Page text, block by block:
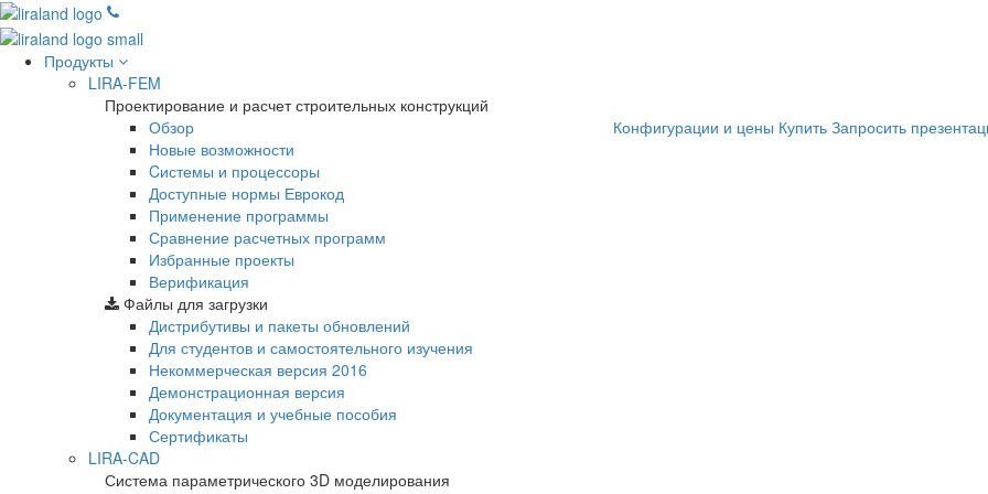
Продукты
LIRA-FEM
Проектирование и расчет строительных конструкций
Обзор
Новые возможности
Cистемы и процессоры
Доступные нормы Еврокод
Применение программы
Сравнение расчетных программ
Избранные проекты
Верификация
Конфигурации и цены Купить Запросить
Файлы для загрузки
Дистрибутивы и пакеты обновлений
Для студентов и самостоятельного изучения
Некоммерческая версия 2016
Демонстрационная версия
Документация и учебные пособия
Сертификаты
LIRA-CAD
Система параметрического 3D моделирования